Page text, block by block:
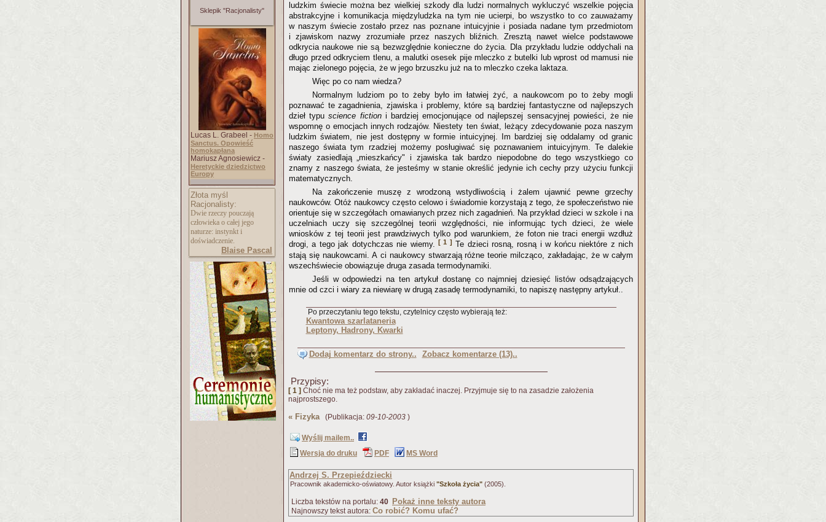
Sklepik "Racjonalisty"
Lucas L. Grabeel - Homo
Sanctus. Opowieść
homokapłana
Mariusz Agnosiewicz -
Heretyckie dziedzictwo
Europy
Złota myśl
Racjonalisty:
Dwie rzeczy pouczają
człowieka o całej jego
naturze: instynkt i
doświadczenie.
Blaise Pascal
ludzkim świecie można bez wielkiej szkody dla ludzi normalnych wykluczyć wszelkie pojęcia
abstrakcyjne i komunikacja międzyludzka na tym nie ucierpi, bo wszystko to co zauważamy
w naszym świecie zostało przez nas poznane intuicyjnie i posiada nadane tym przedmiotom
i zjawiskom nazwy zrozumiałe przez naszych bliźnich. Zresztą nawet wielce podstawowe
odkrycia naukowe nie są bezwzględnie konieczne do życia. Dla przykładu ludzie oddychali na
długo przed odkryciem tlenu, a malutki osesek pije mleczko z butelki lub wprost od mamusi nie
mając zielonego pojęcia, że w jego brzuszku już na to mleczko czeka laktaza.
Więc po co nam wiedza?
Normalnym ludziom po to żeby było im łatwiej żyć, a naukowcom po to żeby mogli
poznawać te zagadnienia, zjawiska i problemy, które są bardziej fantastyczne od najlepszych
dzieł typuscience fiction i bardziej emocjonujące od najlepszej sensacyjnej powieści, że nie
wspomnę o emocjach innych rodzajów. Niestety ten świat, leżący zdecydowanie poza naszym
ludzkim światem, nie jest dostępny w formie intuicyjnej. Im bardziej się oddalamy od granic
naszego świata tym rzadziej możemy posługiwać się poznawaniem intuicyjnym. Te dalekie
światy zasiedlają „mieszkańcy" i zjawiska tak bardzo niepodobne do tego wszystkiego co
znamy z naszego świata, że jesteśmy w stanie określić jedynie ich cechy przy użyciu funkcji
matematycznych.
Na zakończenie muszę z wrodzoną wstydliwością i żalem ujawnić pewne grzechy
naukowców. Otóż naukowcy często celowo i świadomie korzystają z tego, że społeczeństwo nie
orientuje się w szczegółach omawianych przez nich zagadnień. Na przykład dzieci w szkole i na
uczelniach uczy się szczególnej teorii względności, nie informując tych dzieci, że wiele
wniosków z tej teorii jest prawdziwych tylko pod warunkiem, że foton nie traci energii wzdłuż
drogi, a tego jak dotychczas nie wiemy.
[ 1 ] Te dzieci rosną, rosną i w końcu niektóre z nich
stają się naukowcami. A ci naukowcy stwarzają różne teorie milcząco, zakładając, że w całym
wszechświecie obowiązuje druga zasada termodynamiki.
Jeśli w odpowiedzi na ten artykuł dostanę co najmniej dziesięć listów odsądzających
mnie od czci i wiary za niewiarę w drugą zasadę termodynamiki, to napiszę następny artykuł..
Po przeczytaniu tego tekstu, czytelnicy często wybierają też:
Kwantowa szarlataneria
Leptony, Hadrony, Kwarki
Dodaj komentarz do strony.. Zobacz komentarze (13)..
Przypisy:
[ 1 ] Choć nie ma też podstaw, aby zakładać inaczej. Przyjmuje się to na zasadzie założenia
najprostszego.
« Fizyka(Publikacja: 09-10-2003 )
Wyślij mailem..
Wersja do druku
PDF MS Word
Andrzej S. Przepieździecki
Pracownik akademicko-oświatowy. Autor książki "Szkoła życia" (2005).
Liczba tekstów na portalu: 40 Pokaż inne teksty autora
Najnowszy tekst autora: Co robić? Komu ufać?